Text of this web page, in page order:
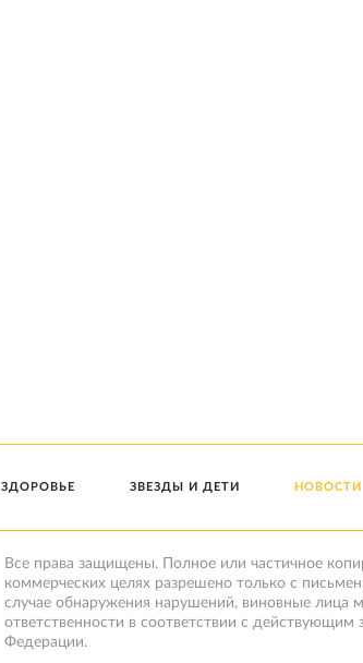
ЗДОРОВЬЕ ЗВЕЗДЫ И ДЕТИ НОВОСТИ
Все права защищены. Полное или частичное
коммерческих целях разрешено только с
случае обнаружения нарушений, виновные лица
ответственности в соответствии с действующим
Федерации.